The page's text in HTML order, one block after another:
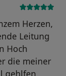
Herzen,
Leitung
Hoch
die meiner